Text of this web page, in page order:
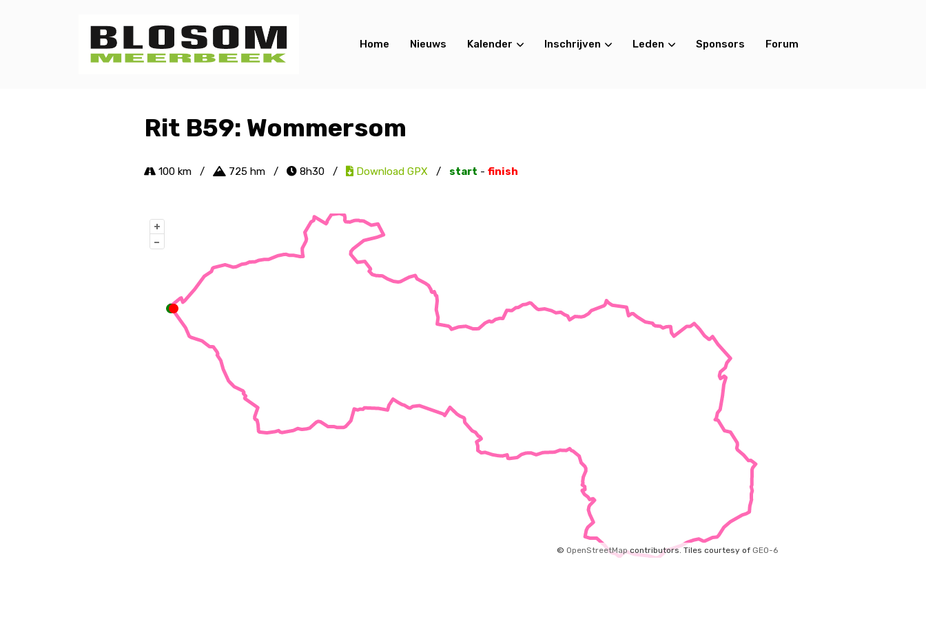
Home Nieuws Kalender Inschrijven Leden Sponsors Forum
Rit B59: Wommersom
100 km / 725 hm / 8h30 / Download GPX / start - finish
+
–
© OpenStreetMapcontributors. Tiles courtesy of GEO-6